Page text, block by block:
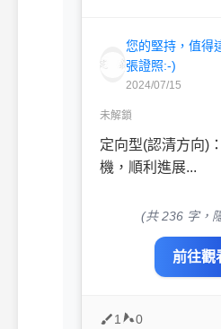
您的堅持，值得
張證照:-)
2024/07/15
未解鎖
定向型(認清方向)
機，順利進展...
(共 236 字，
前往觀
1 0